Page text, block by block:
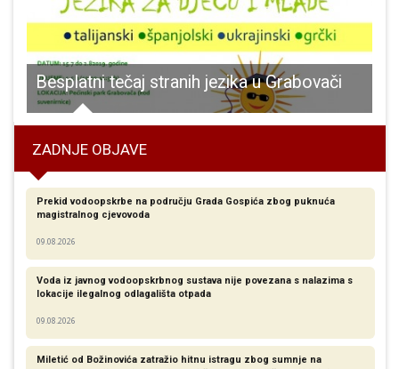
Besplatni tečaj stranih jezika u Grabovači
ZADNJE OBJAVE
Prekid vodoopskrbe na području Grada Gospića zbog puknuća
magistralnog cjevovoda
09.08.2026
Voda iz javnog vodoopskrbnog sustava nije povezana s nalazima s
lokacije ilegalnog odlagališta otpada
09.08.2026
Miletić od Božinovića zatražio hitnu istragu zbog sumnje na